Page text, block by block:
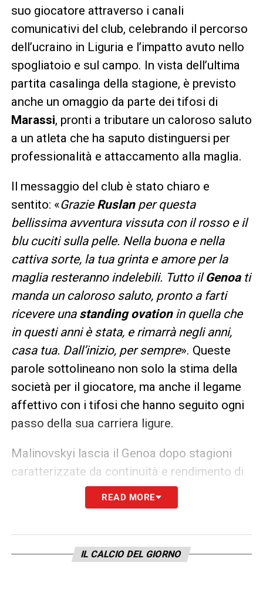
suo giocatore attraverso i canali
comunicativi del club, celebrando il percorso
dell’ucraino in Liguria e l’impatto avuto nello
spogliatoio e sul campo. In vista dell’ultima
partita casalinga della stagione, è previsto
anche un omaggio da parte dei tifosi di
Marassi, pronti a tributare un caloroso saluto
a un atleta che ha saputo distinguersi per
professionalità e attaccamento alla maglia.
Il messaggio del club è stato chiaro e
sentito: «Grazie Ruslanper questa
bellissima avventura vissuta con il rosso e il
blu cuciti sulla pelle. Nella buona e nella
cattiva sorte, la tua grinta e amore per la
maglia resteranno indelebili. Tutto ilGenoati
manda un caloroso saluto, pronto a farti
ricevere una standing ovationin quella che
in questi anni è stata, e rimarrà negli anni,
casa tua. Dall’inizio, per sempre». Queste
parole sottolineano non solo la stima della
società per il giocatore, ma anche il legame
affettivo con i tifosi che hanno seguito ogni
passo della sua carriera ligure.
Malinovskyi lascia il Genoa dopo stagioni
caratterizzate da continuità e rendimento di
livello, rappresentando una pedina chiave
nelle strategie offensive e nella manovra
offre al centrocampista l’opportunità di
vivere una nuova esperienza internazionale,
READ MORE
IL CALCIO DEL GIORNO